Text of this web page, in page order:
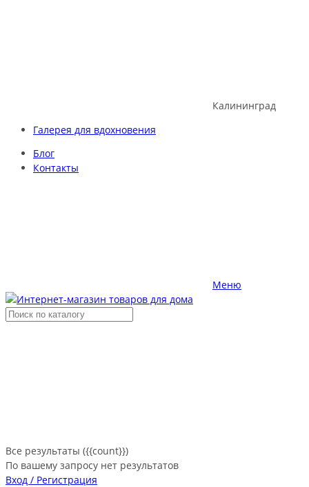
Калининград
Галерея для вдохновения
Блог
Контакты
Меню
Все результаты ({{count}})
По вашему запросу нет результатов
Вход / Регистрация